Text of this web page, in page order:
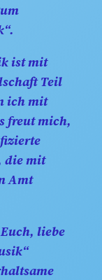
ist mit
Teil
ich mit
freut mich,
die mit
Amt
liebe